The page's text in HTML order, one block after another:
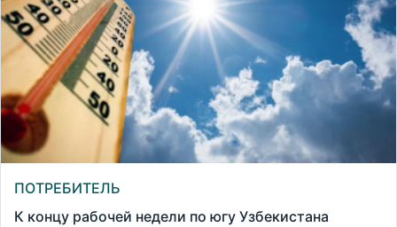
ПОТРЕБИТЕЛЬ
К концу рабочей недели по югу Узбекистана